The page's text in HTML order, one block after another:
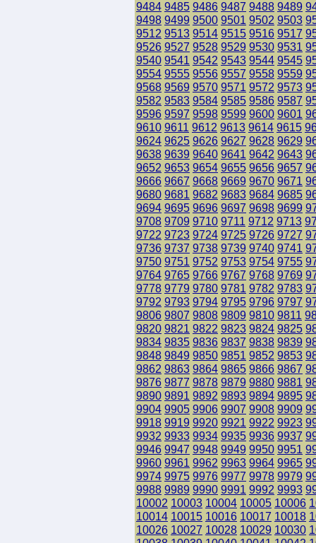
9484 9485 9486 9487 9488 9489
9498 9499 9500 9501 9502 9503
9512 9513 9514 9515 9516 9517
9526 9527 9528 9529 9530 9531
9540 9541 9542 9543 9544 9545
9554 9555 9556 9557 9558 9559
9568 9569 9570 9571 9572 9573
9582 9583 9584 9585 9586 9587
9596 9597 9598 9599 9600 9601
9610 9611 9612 9613 9614 9615
9624 9625 9626 9627 9628 9629
9638 9639 9640 9641 9642 9643
9652 9653 9654 9655 9656 9657
9666 9667 9668 9669 9670 9671
9680 9681 9682 9683 9684 9685
9694 9695 9696 9697 9698 9699
9708 9709 9710 9711 9712 9713
9722 9723 9724 9725 9726 9727
9736 9737 9738 9739 9740 9741
9750 9751 9752 9753 9754 9755
9764 9765 9766 9767 9768 9769
9778 9779 9780 9781 9782 9783
9792 9793 9794 9795 9796 9797
9806 9807 9808 9809 9810 9811
9820 9821 9822 9823 9824 9825
9834 9835 9836 9837 9838 9839
9848 9849 9850 9851 9852 9853
9862 9863 9864 9865 9866 9867
9876 9877 9878 9879 9880 9881
9890 9891 9892 9893 9894 9895
9904 9905 9906 9907 9908 9909
9918 9919 9920 9921 9922 9923
9932 9933 9934 9935 9936 9937
9946 9947 9948 9949 9950 9951
9960 9961 9962 9963 9964 9965
9974 9975 9976 9977 9978 9979
9988 9989 9990 9991 9992 9993
10002 10003 10004 10005 10006
10014 10015 10016 10017 10018
10026 10027 10028 10029 10030